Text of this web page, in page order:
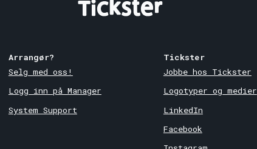
Arrangør?
Selg med oss!
Logg inn på Manager
System Support
Tickster
Jobbe hos Tickster
Logotyper og medier
LinkedIn
Facebook